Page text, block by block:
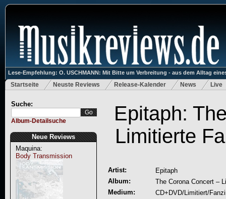
Lese-Empfehlung: O. USCHMANN: Mit Bitte um Verbreitung - aus dem Alltag
Startseite Neuste Reviews Release-Kalender News Live
Suche:
Album-Detailsuche
Neue Reviews
Maquina:
Body Transmission
Epitaph:
Limitierte
Artist:
Epitaph
Album:
The Corona Concert –
Medium:
CD+DVD/Limitiert/